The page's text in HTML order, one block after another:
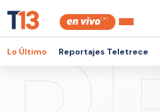
Lo Último Reportajes Teletrece